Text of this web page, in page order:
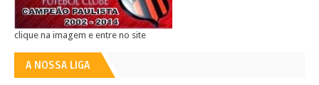
clique na imagem e entre no site
A NOSSA LIGA